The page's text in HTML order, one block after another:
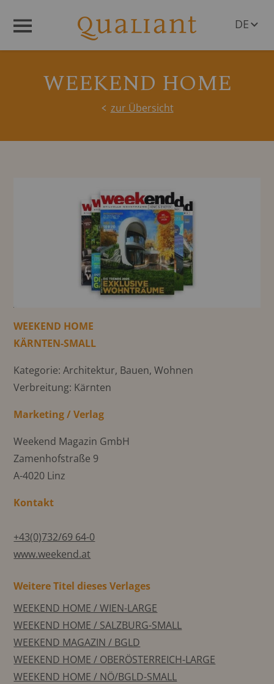
DE
WEEKEND HOME
zur Übersicht
WEEKEND HOME
KÄRNTEN-SMALL
Kategorie: Architektur, Bauen, Wohnen
Verbreitung: Kärnten
Marketing / Verlag
Weekend Magazin GmbH
Zamenhofstraße 9
A-4020 Linz
Kontakt
+43(0)732/69 64-0
www.weekend.at
Weitere Titel dieses Verlages
WEEKEND HOME / WIEN-LARGE
WEEKEND HOME / SALZBURG-SMALL
WEEKEND MAGAZIN / BGLD
WEEKEND HOME / OBERÖSTERREICH-LARGE
WEEKEND HOME / NÖ/BGLD-SMALL